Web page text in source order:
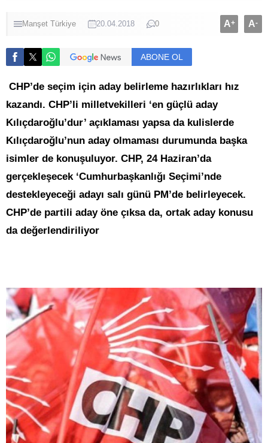
Manşet Türkiye 20.04.2018 0 A+ A-
ABONE OL
CHP’de seçim için aday belirleme hazırlıkları hız
kazandı. CHP’li milletvekilleri ‘en güçlü aday
Kılıçdaroğlu’dur’ açıklaması yapsa da kulislerde
Kılıçdaroğlu’nun aday olmaması durumunda başka
isimler de konuşuluyor. CHP, 24 Haziran’da
gerçekleşecek ‘Cumhurbaşkanlığı Seçimi’nde
destekleyeceği adayı salı günü PM’de belirleyecek.
CHP’de partili aday öne çıksa da, ortak aday konusu
da değerlendiriliyor